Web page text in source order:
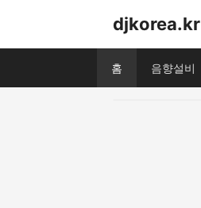
djkorea.kr
홈 음향설비